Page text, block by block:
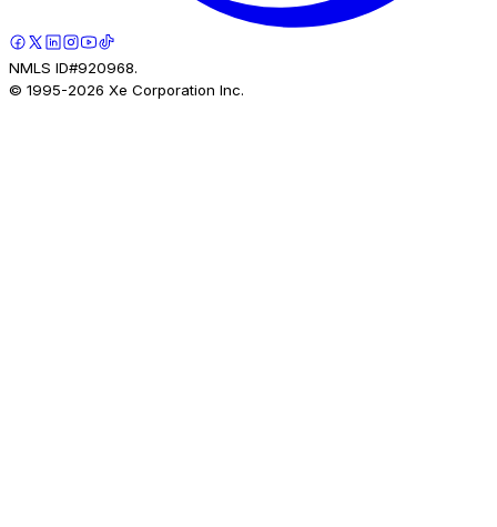
NMLS ID#920968.
© 1995-2026 Xe Corporation Inc.